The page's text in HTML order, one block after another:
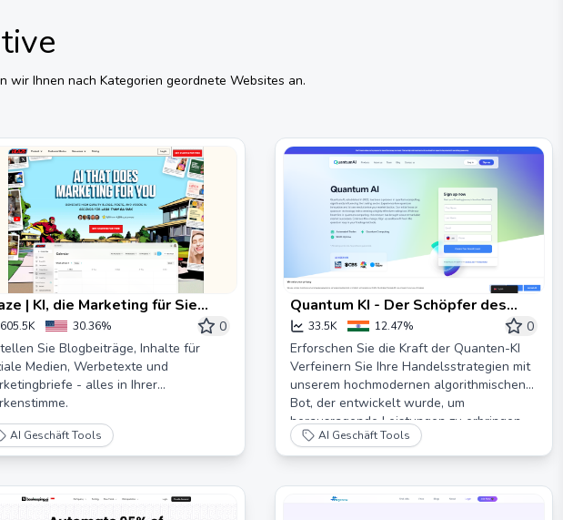
wir Ihnen nach Kategorien geordnete Websites an.
| KI, die Marketing für Sie
605.5K 30.36%
0
Sie Blogbeiträge, Inhalte für
Medien, Werbetexte und
- alles in Ihrer
AI Geschäft Tools
Quantum KI - Der Schöpfer des
Quantenhandels
33.5K 12.47%
0
Erforschen Sie die Kraft der Quanten-KI
Verfeinern Sie Ihre Handelsstrategien mit
unserem hochmodernen algorithmischen
Bot, der entwickelt wurde, um
herausragende Leistungen zu erbringen.
AI Geschäft Tools